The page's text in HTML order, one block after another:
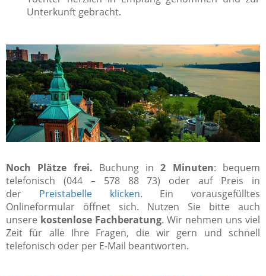
Unterkunft gebracht.
Noch Plätze frei. Buchung in2 Minuten: bequem
telefonisch (044 – 578 88 73) oder auf Preis in
der Preistabelle klicken. Ein vorausgefülltes
Onlineformular öffnet sich. Nutzen Sie bitte auch
unsere kostenlose Fachberatung. Wir nehmen uns viel
Zeit für alle Ihre Fragen, die wir gern und schnell
telefonisch oder per E-Mail beantworten.